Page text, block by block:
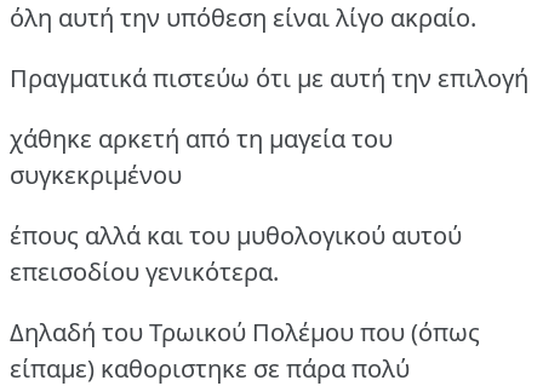
όλη αυτή την υπόθεση είναι λίγο ακραίο.
Πραγματικά πιστεύω ότι με αυτή την επιλογή
χάθηκε αρκετή από τη μαγεία του
συγκεκριμένου
έπους αλλά και του μυθολογικού αυτού
επεισοδίου γενικότερα.
Δηλαδή του Τρωικού Πολέμου που (όπως
είπαμε) καθοριστηκε σε πάρα πολύ